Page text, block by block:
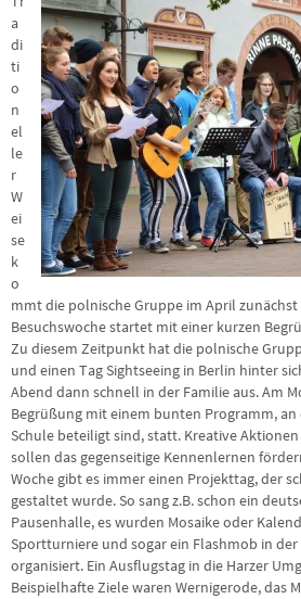
a
di
ti
o
n
el
le
r
W
ei
se
k
o
mmt die polnische Gruppe im April zunächst
Besuchswoche startet mit einer kurzen
Zu diesem Zeitpunkt hat die polnische
und einen Tag Sightseeing in Berlin hinter
Abend dann schnell in der Familie aus. Am
Begrüßung mit einem bunten Programm,
Schule beteiligt sind, statt. Kreative
sollen das gegenseitige Kennenlernen
Woche gibt es immer einen Projekttag, der
gestaltet wurde. So sang z.B. schon ein
Pausenhalle, es wurden Mosaike oder
Sportturniere und sogar ein Flashmob in der
organisiert. Ein Ausflugstag in die Harzer
Beispielhafte Ziele waren Wernigerode, das